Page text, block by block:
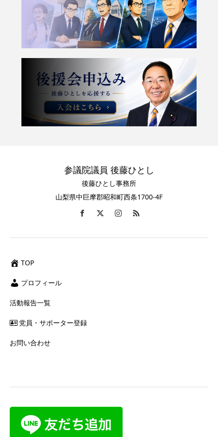
参議院議員 後藤ひとし
後藤ひとし事務所
山梨県中巨摩郡昭和町西条1700-4F
TOP
プロフィール
活動報告一覧
党員・サポーター登録
お問い合わせ